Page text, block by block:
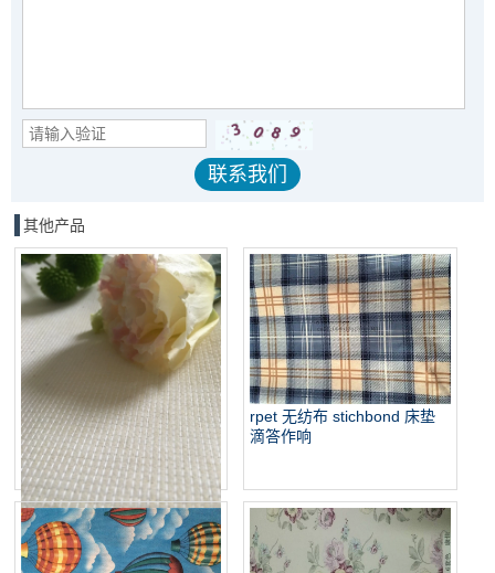
其他产品
阻燃缝编床垫面料
rpet 无纺布 stichbond 床垫
滴答作响